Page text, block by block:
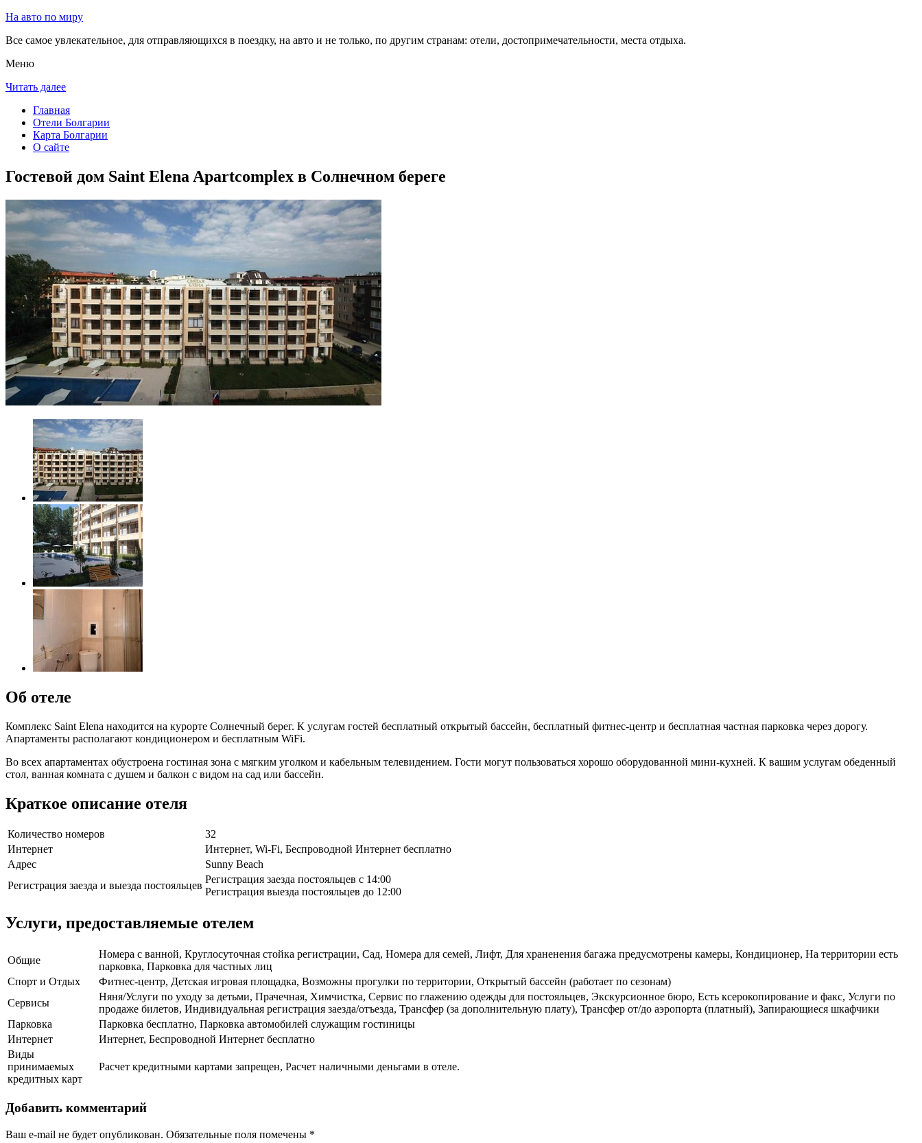
На авто по миру
Все самое увлекательное, для отправляющихся в поездку, на авто и не только, по другим странам: отели, достопримечательности, места отдыха.
Меню
Читать далее
Главная
Отели Болгарии
Карта Болгарии
О сайте
Гостевой дом Saint Elena Apartcomplex в Солнечном береге
Об отеле
Комплекс Saint Elena находится на курорте Солнечный берег. К услугам гостей бесплатный открытый бассейн, бесплатный фитнес-центр и бесплатная частная парковка через дорогу.
Апартаменты располагают кондиционером и бесплатным WiFi.
Во всех апартаментах обустроена гостиная зона с мягким уголком и кабельным телевидением. Гости могут пользоваться хорошо оборудованной мини-кухней. К вашим услугам обеденный
стол, ванная комната с душем и балкон с видом на сад или бассейн.
Краткое описание отеля
Количество номеров
32
Интернет
Интернет, Wi-Fi, Беспроводной Интернет бесплатно
Адрес
Sunny Beach
Регистрация заезда и выезда постояльцев
Регистрация заезда постояльцев с 14:00
Регистрация выезда постояльцев до 12:00
Услуги, предоставляемые отелем
Общие
Номера с ванной, Круглосуточная стойка регистрации, Сад, Номера для семей, Лифт, Для храненения багажа предусмотрены камеры, Кондиционер, На территории есть
парковка, Парковка для частных лиц
Спорт и Отдых
Фитнес-центр, Детская игровая площадка, Возможны прогулки по территории, Открытый бассейн (работает по сезонам)
Сервисы
Няня/Услуги по уходу за детьми, Прачечная, Химчистка, Сервис по глажению одежды для постояльцев, Экскурсионное бюро, Есть ксерокопирование и факс, Услуги по
продаже билетов, Индивидуальная регистрация заезда/отъезда, Трансфер (за дополнительную плату), Трансфер от/до аэропорта (платный), Запирающиеся шкафчики
Парковка
Парковка бесплатно, Парковка автомобилей служащим гостиницы
Интернет
Интернет, Беспроводной Интернет бесплатно
Виды
принимаемых
кредитных карт
Расчет кредитными картами запрещен, Расчет наличными деньгами в отеле.
Добавить комментарий
Ваш e-mail не будет опубликован. Обязательные поля помечены *